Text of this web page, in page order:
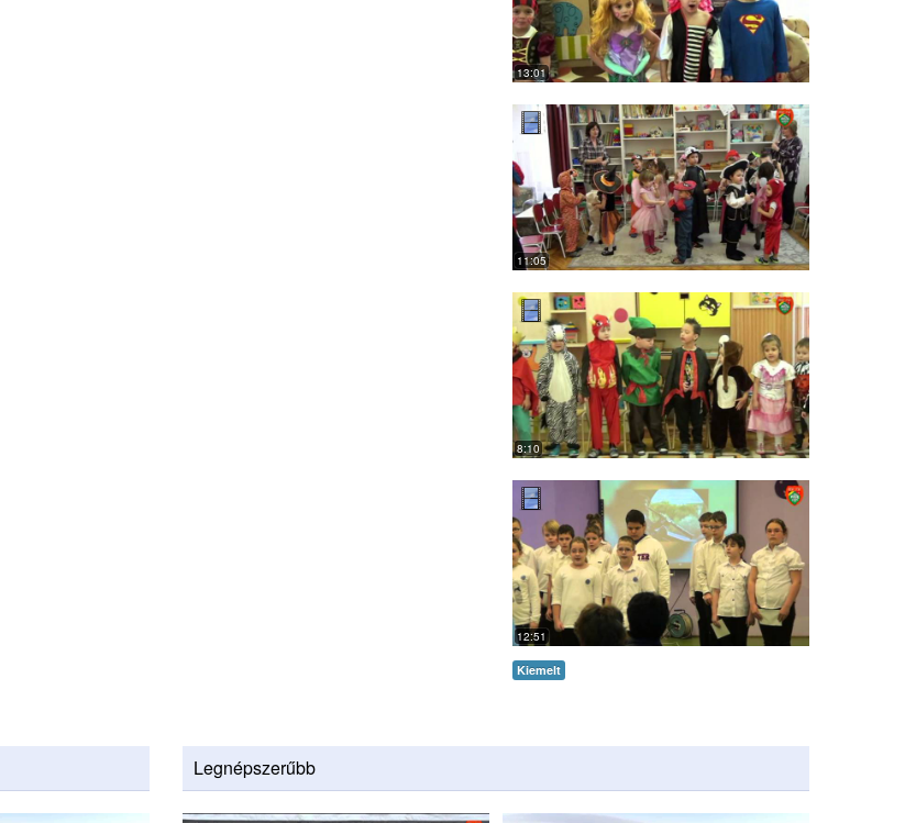
13:01
11:05
8:10
12:51
Kiemelt
Legnépszerűbb